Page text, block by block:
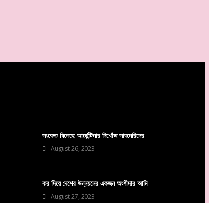
সংকেত মিলেছে আর্জেন্টিনার নিখোঁজ সাবমেরিনের
August 26, 2023
কর দিয়ে দেশের উন্নয়নের একজন অংশীদার আমি
August 27, 2023